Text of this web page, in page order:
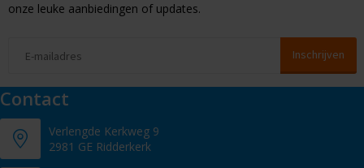
onze leuke aanbiedingen of updates.
Contact
Verlengde Kerkweg 9
2981 GE Ridderkerk